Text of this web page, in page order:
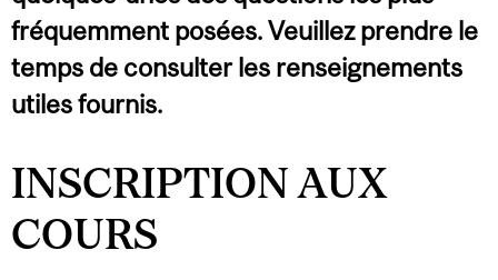
fréquemment posées. Veuillez prendre le
temps de consulter les renseignements
utiles fournis.
INSCRIPTION AUX
COURS